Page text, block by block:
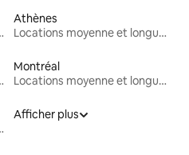
durée
Athènes
Locations moyenne et longue durée
durée
Montréal
Locations moyenne et longue durée
durée
Afficher plus